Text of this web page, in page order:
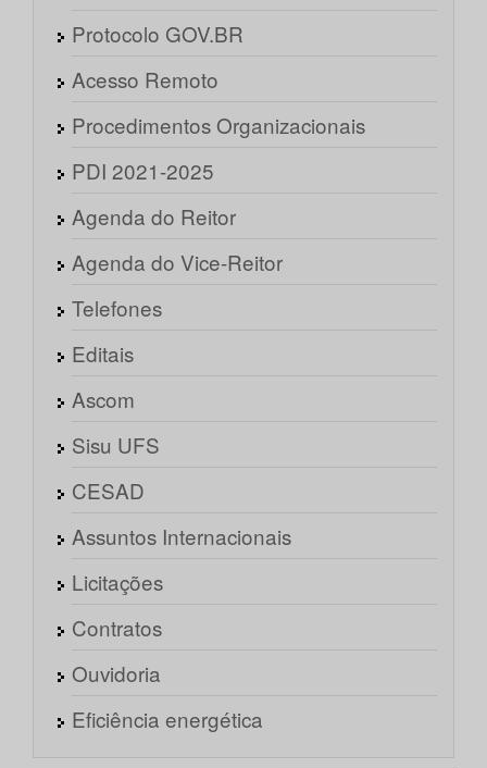
Protocolo GOV.BR
Acesso Remoto
Procedimentos Organizacionais
PDI 2021-2025
Agenda do Reitor
Agenda do Vice-Reitor
Telefones
Editais
Ascom
Sisu UFS
CESAD
Assuntos Internacionais
Licitações
Contratos
Ouvidoria
Eficiência energética